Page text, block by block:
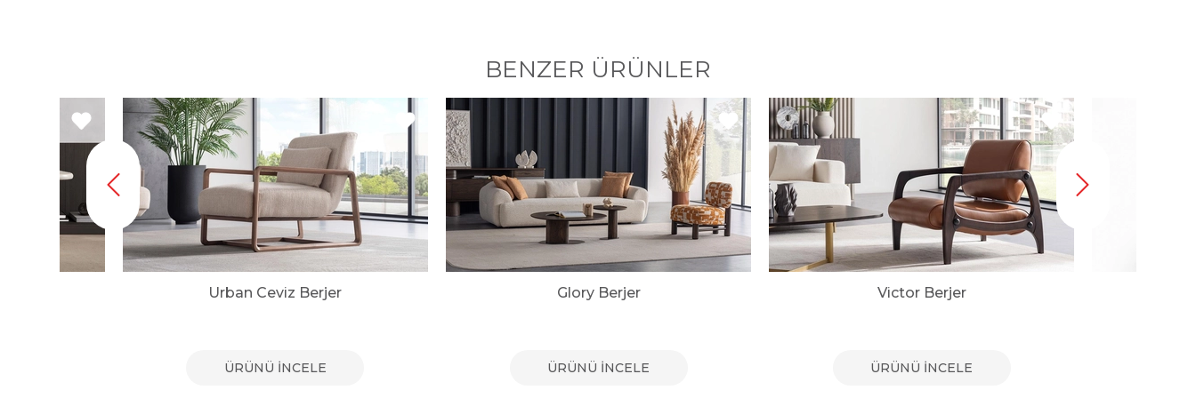
BENZER ÜRÜNLER
Urban Ceviz Berjer
ÜRÜNÜ İNCELE
Glory Berjer
ÜRÜNÜ İNCELE
Victor Berjer
ÜRÜNÜ İNCELE